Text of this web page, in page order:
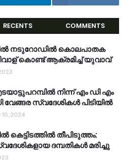
RECENTS COMMENTS
നടുറോഡിൽ കൊലപാതക
കൊണ്ട് ആക്രമിച്ച് യുവാവ്
നിന്ന് എം ഡി എം
സ്വദേശികൾ പിടിയിൽ
10, 2024
തീപിടുത്തം:
ദമ്പതികൾ മരിച്ചു